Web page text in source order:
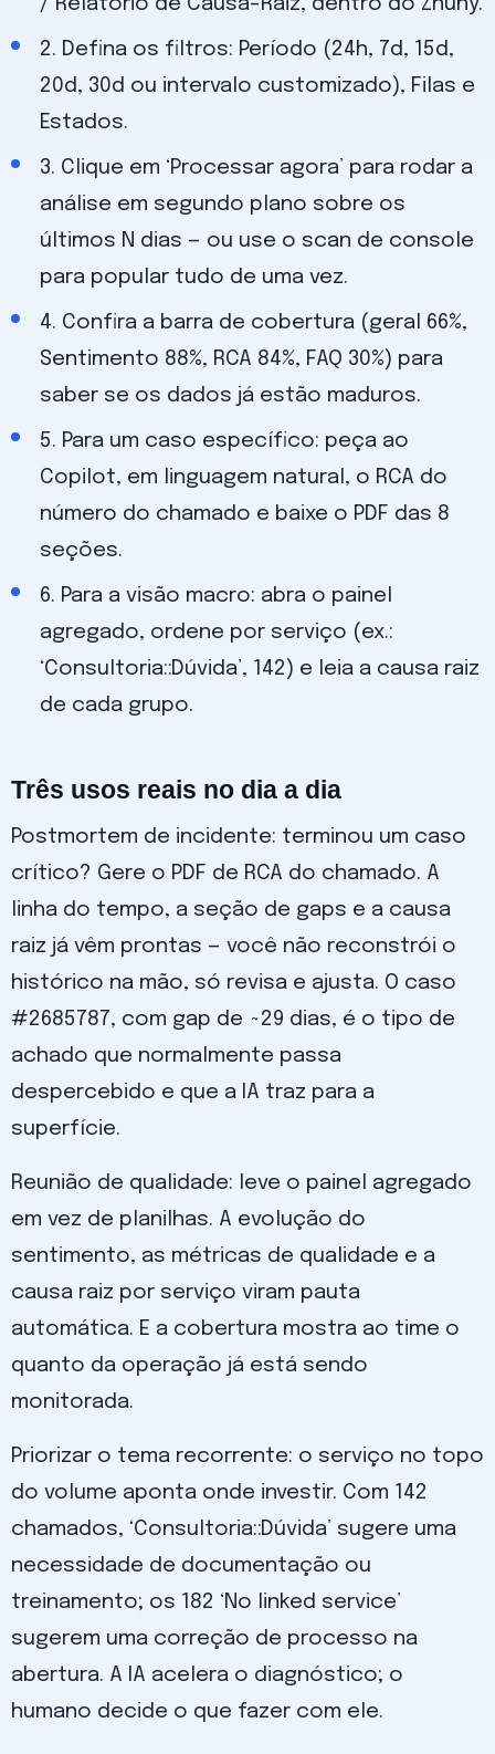
2. Defina os filtros: Período (24h, 7d, 15d,
20d, 30d ou intervalo customizado), Filas e
Estados.
3. Clique em ‘Processar agora’ para rodar a
análise em segundo plano sobre os
últimos N dias — ou use o scan de console
para popular tudo de uma vez.
4. Confira a barra de cobertura (geral 66%,
Sentimento 88%, RCA 84%, FAQ 30%) para
saber se os dados já estão maduros.
5. Para um caso específico: peça ao
Copilot, em linguagem natural, o RCA do
número do chamado e baixe o PDF das 8
seções.
6. Para a visão macro: abra o painel
agregado, ordene por serviço (ex.:
‘Consultoria::Dúvida’, 142) e leia a causa raiz
de cada grupo.
Três usos reais no dia a dia
Postmortem de incidente: terminou um caso
crítico? Gere o PDF de RCA do chamado. A
linha do tempo, a seção de gaps e a causa
raiz já vêm prontas — você não reconstrói o
histórico na mão, só revisa e ajusta. O caso
#2685787, com gap de ~29 dias, é o tipo de
achado que normalmente passa
despercebido e que a IA traz para a
superfície.
Reunião de qualidade: leve o painel agregado
em vez de planilhas. A evolução do
sentimento, as métricas de qualidade e a
causa raiz por serviço viram pauta
automática. E a cobertura mostra ao time o
quanto da operação já está sendo
monitorada.
Priorizar o tema recorrente: o serviço no topo
do volume aponta onde investir. Com 142
chamados, ‘Consultoria::Dúvida’ sugere uma
necessidade de documentação ou
treinamento; os 182 ‘No linked service’
sugerem uma correção de processo na
abertura. A IA acelera o diagnóstico; o
humano decide o que fazer com ele.